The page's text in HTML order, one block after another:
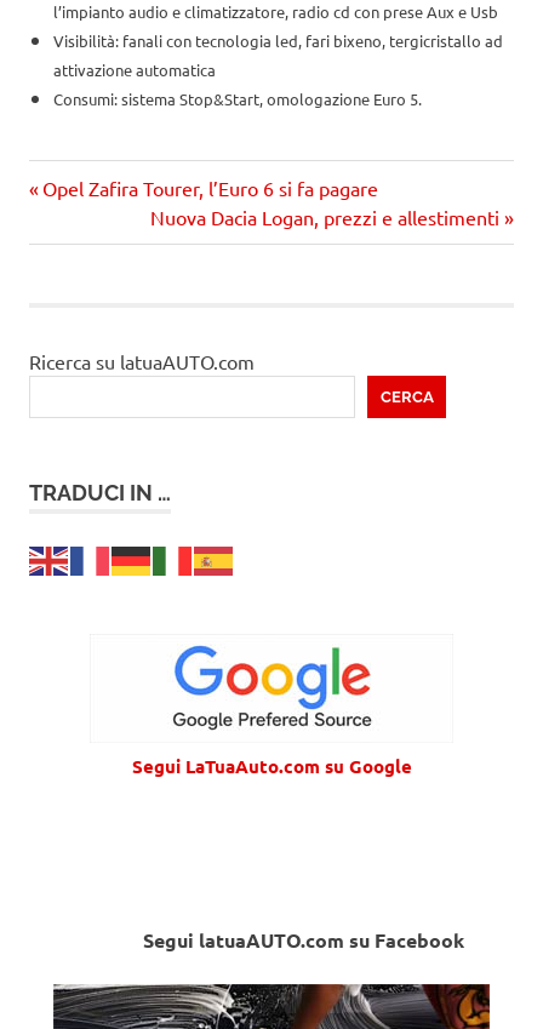
l’impianto audio e climatizzatore, radio cd con prese Aux e Usb
Visibilità: fanali con tecnologia led, fari bixeno, tergicristallo ad
attivazione automatica
Consumi: sistema Stop&Start, omologazione Euro 5.
Navigazione
articoli
Precedente
Opel Zafira Tourer, l’Euro 6 si fa pagare
Prossimo
articolo
Nuova Dacia Logan, prezzi e allestimenti
Ricerca su latuaAUTO.com
CERCA
TRADUCI IN …
Segui LaTuaAuto.com su Google
Segui latuaAUTO.com su Facebook